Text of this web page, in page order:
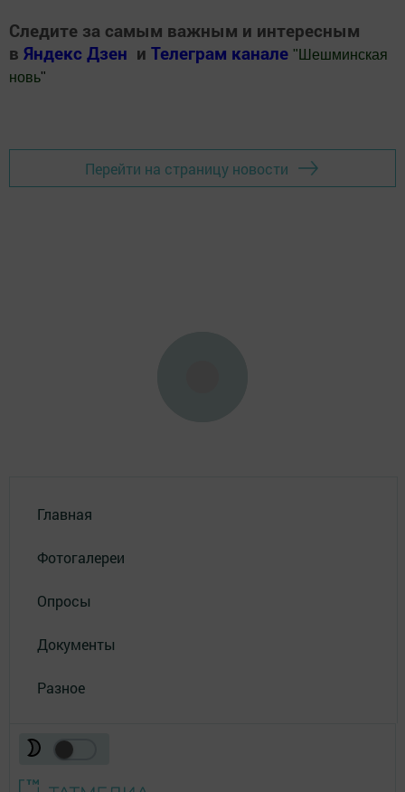
Следите за самым важным и интересным
в Яндекс Дзен и Телеграм канале " Шешминская
новь"
Перейти на страницу новости
Главная
Фотогалереи
Опросы
Документы
Разное